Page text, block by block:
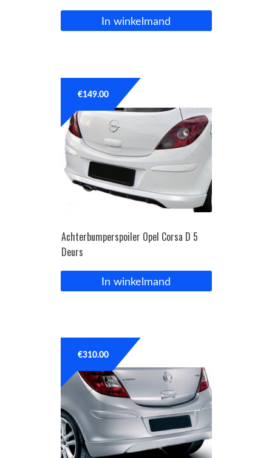
In winkelmand
Achterbumperspoiler Opel Corsa D 5
Deurs
€149.00
In winkelmand
€310.00